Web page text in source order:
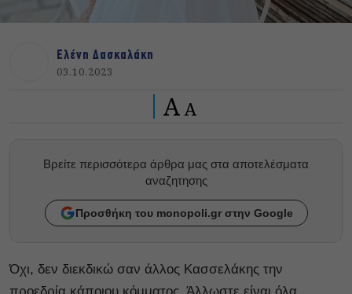
Ελένη Δασκαλάκη
03.10.2023
A A
Βρείτε περισσότερα άρθρα μας στα αποτελέσματα
αναζητησης
Προσθήκη του monopoli.gr στην Google
Όχι, δεν διεκδικώ σαν άλλος Κασσελάκης την